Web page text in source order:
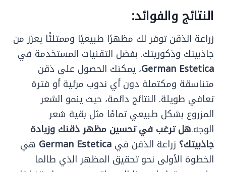
النتائج والفوائد:
زراعة الذقن توفر لك مظهرًا طبيعيًا وممتلئًا يعزز من
جاذبيتك وذكوريتك. بفضل التقنيات المستخدمة في
German Estetica، يمكنك الحصول على ذقن
متناسقة ومكتملة دون أي ندوب مرئية أو فترة
تعافي طويلة. النتائج دائمة، حيث ينمو الشعر
المزروع بشكل طبيعي تمامًا مثل بقية شعر
الوجه.هل ترغب في تحسين مظهر ذقنك وزيادة
جاذبيتك؟ زراعة الذقن في German Estetica هي
الخطوة الأولى نحو تحقيق المظهر الذي طالما